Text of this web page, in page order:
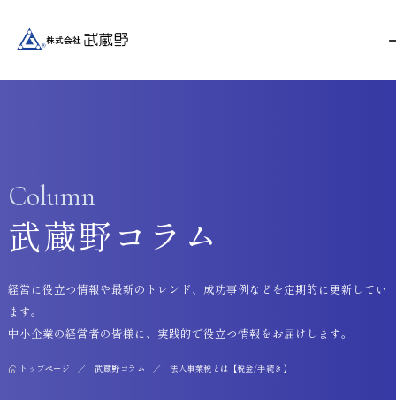
Column
武蔵野コラム
トップページ 武蔵野コラム 法人事業税とは【税金/手続き】
経営に役立つ情報や最新のトレンド、成功事例などを定期的に更新してい
ます。
中小企業の経営者の皆様に、実践的で役立つ情報をお届けします。